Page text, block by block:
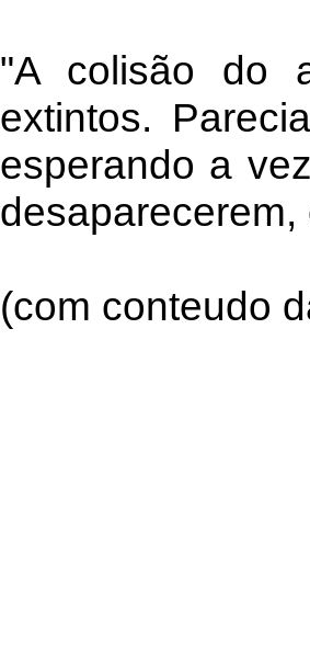
"A colisão do
extintos.
esperando a
(com conteudo